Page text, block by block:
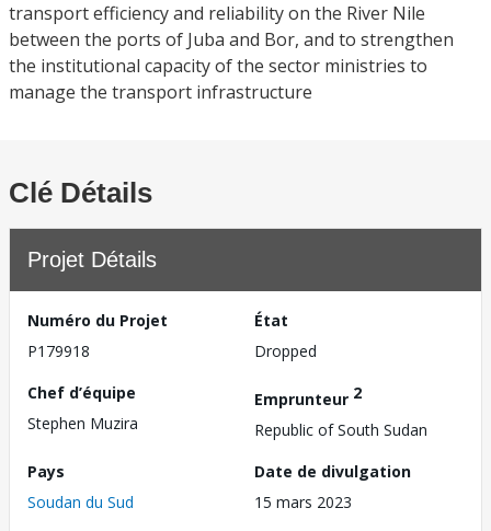
transport efficiency and reliability on the River Nile
between the ports of Juba and Bor, and to strengthen
the institutional capacity of the sector ministries to
manage the transport infrastructure
Clé Détails
Projet Détails
Numéro du Projet
P179918
État
Dropped
Chef d’équipe
Stephen Muzira
Emprunteur 2
Republic of South Sudan
Pays
Soudan du Sud
Date de divulgation
15 mars 2023